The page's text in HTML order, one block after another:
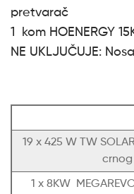
pretvarač
1 kom HOENERGY
NE UKLJUČUJE:
19 x 425 W TW
1 x 8KW